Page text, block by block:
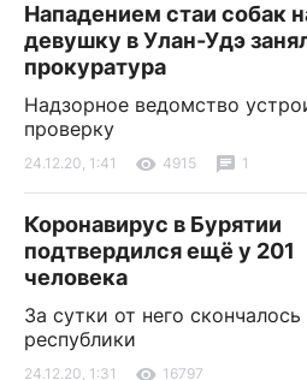
Нападением стаи собак
девушку в Улан-Удэ
прокуратура
Надзорное ведомство
проверку
24.12.20, 1:41 4915 1
Коронавирус в Бурятии
подтвердился ещё у 201
человека
За сутки от него
республики
24.12.20, 1:31 16797